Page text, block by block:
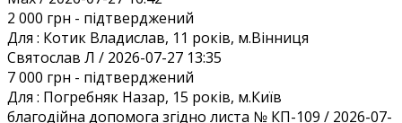
2 000 грн - підтверджений
Для : Котик Владислав, 11 років, м.Вінниця
Святослав Л / 2026-07-27 13:35
7 000 грн - підтверджений
Для : Погребняк Назар, 15 років, м.Київ
благодійна допомога згідно листа № КП-109 / 2026-07-